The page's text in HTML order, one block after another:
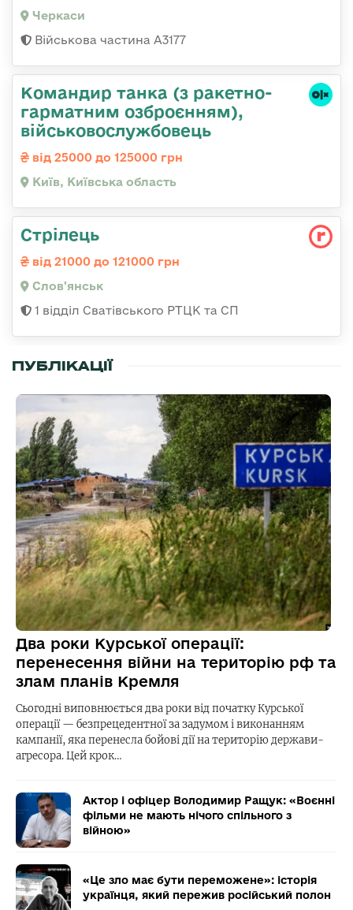
Черкаси
Військова частина А3177
Командиp танка (з pакетно-
гарматним озброєнням),
військовослужбовець
від 25000 до 125000 грн
Київ, Київська область
Стрілець
від 21000 до 121000 грн
Слов'янськ
1 відділ Сватівського РТЦК та СП
ПУБЛІКАЦІЇ
Два роки Курської операції:
перенесення війни на територію рф та
злам планів Кремля
Сьогодні виповнюється два роки від початку Курської
операції — безпрецедентної за задумом і виконанням
кампанії, яка перенесла бойові дії на територію держави-
агресора. Цей крок…
Актор і офіцер Володимир Ращук: «Воєнні
фільми не мають нічого спільного з
війною»
«Це зло має бути переможене»: історія
українця, який пережив російський полон